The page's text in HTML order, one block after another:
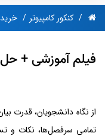
کنکور کامپیوتر
فیلم آموزشی +
تمامی سرفصل‌ها، نکات و